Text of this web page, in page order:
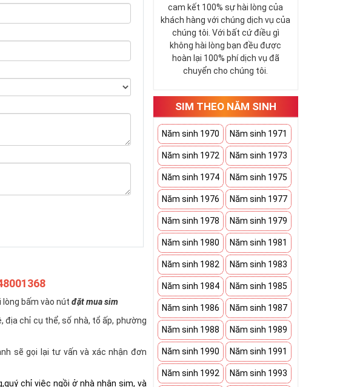
lòng bấm vào nútđặt mua sim
chỉ cụ thể, số nhà, tổ ấp, phường
sẽ gọi lại tư vấn và xác nhận đơn
chỉ việc ngồi ở nhà nhận sim, và
cam kết 100% sự hài lòng của
khách hàng với chúng dịch vụ của
chúng tôi. Với bất cứ điều gì
không hài lòng bạn đều được
hoàn lại 100% phí dịch vụ đã
chuyển cho chúng tôi.
SIM THEO NĂM SINH
Năm sinh 1970 Năm sinh 1971
Năm sinh 1972 Năm sinh 1973
Năm sinh 1974 Năm sinh 1975
Năm sinh 1976 Năm sinh 1977
Năm sinh 1978 Năm sinh 1979
Năm sinh 1980 Năm sinh 1981
Năm sinh 1982 Năm sinh 1983
Năm sinh 1984 Năm sinh 1985
Năm sinh 1986 Năm sinh 1987
Năm sinh 1988 Năm sinh 1989
Năm sinh 1990 Năm sinh 1991
Năm sinh 1992 Năm sinh 1993